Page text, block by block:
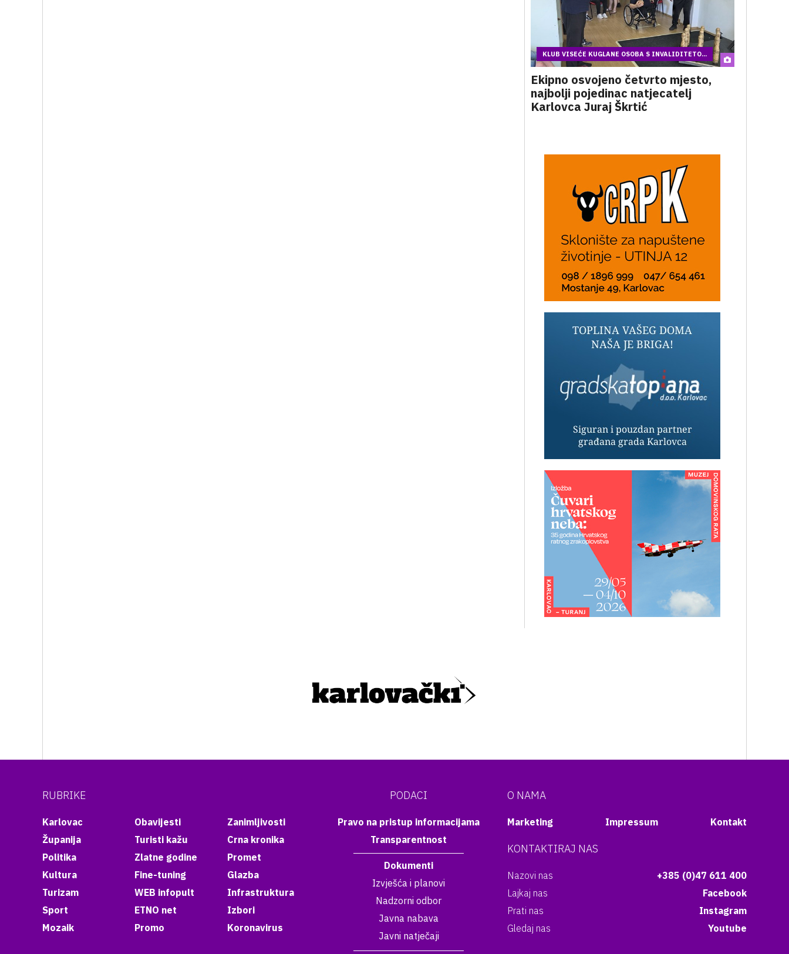
KLUB VISEĆE KUGLANE OSOBA S INVALIDITETO...
Ekipno osvojeno četvrto mjesto,
najbolji pojedinac natjecatelj
Karlovca Juraj Škrtić
RUBRIKE
Karlovac
Županija
Politika
Kultura
Turizam
Sport
Mozaik
Obavijesti
Turisti kažu
Zlatne godine
Fine-tuning
WEB infopult
ETNO net
Promo
Zanimljivosti
Crna kronika
Promet
Glazba
Infrastruktura
Izbori
Koronavirus
PODACI
Pravo na pristup informacijama
Transparentnost
Dokumenti
Izvješća i planovi
Nadzorni odbor
Javna nabava
Javni natječaji
O NAMA
Marketing Impressum Kontakt
KONTAKTIRAJ NAS
Nazovi nas
+385 (0)47 611 400
Lajkaj nas
Facebook
Prati nas
Instagram
Gledaj nas
Youtube